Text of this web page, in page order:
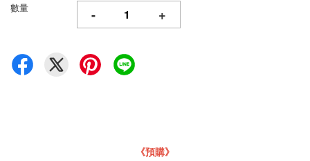
數量 - +
《預購》